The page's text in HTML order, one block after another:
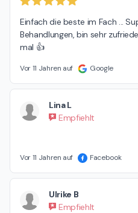
Einfach die beste im Fach ...
Behandlungen, bin sehr
mal 👍
Vor 11 Jahren auf Google
Lina L
Empfiehlt
Vor 11 Jahren auf Facebook
Ulrike B
Empfiehlt